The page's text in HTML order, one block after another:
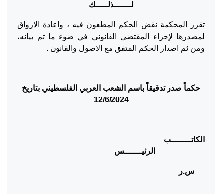
لـــــــذلـــــك
تقرر المحكمة نقض الحكم المطعون فيه ، واعادة الارواق
لمصدرها لإجراء المقتضى القانوني في ضوء ما تم بيانه،
ومن ثم اصدار الحكم المتفق مع الاصول والقانون .
حكماً صدر تدقيقاً باسم الشعب العربي الفلسطيني بتاريخ
12/6/2024
الكاتــــــــب
الرئيـــــــس
س.ر